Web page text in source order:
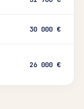
30 000 €
26 000 €